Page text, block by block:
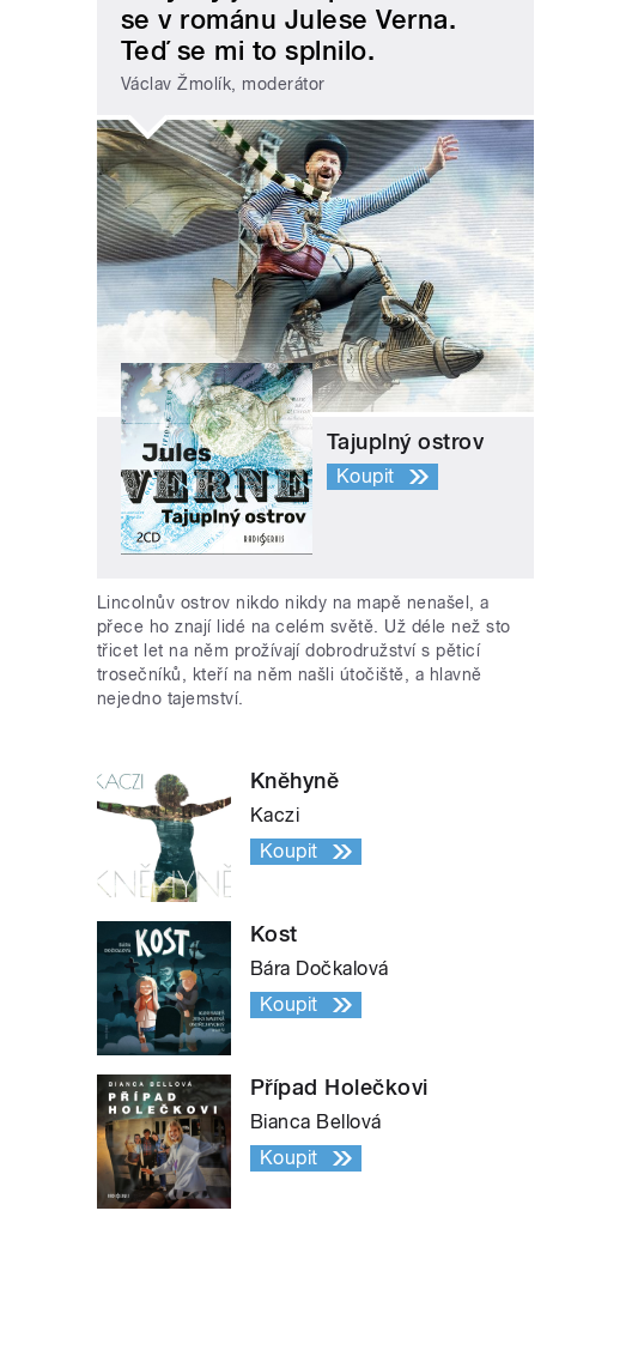
se v románu Julese Verna.
Teď se mi to splnilo.
Václav Žmolík, moderátor
Tajuplný ostrov
Koupit
Lincolnův ostrov nikdo nikdy na mapě nenašel, a
přece ho znají lidé na celém světě. Už déle než sto
třicet let na něm prožívají dobrodružství s pěticí
trosečníků, kteří na něm našli útočiště, a hlavně
nejedno tajemství.
Kněhyně
Kaczi
Koupit
Kost
Bára Dočkalová
Koupit
Případ Holečkovi
Bianca Bellová
Koupit